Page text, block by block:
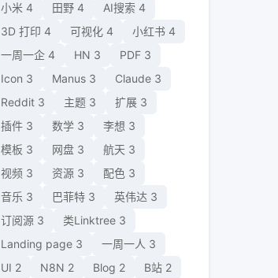
小米 4 田野 4 AI搜索 4
3D 打印 4 可视化 4 小红书 4
一周一企 4 HN 3 PDF 3
Icon 3 Manus 3 Claude 3
Reddit 3 主题 3 扩展 3
插件 3 数学 3 李想 3
模板 3 网盘 3 航天 3
视频 3 资源 3 配色 3
音乐 3 巴菲特 3 英伟达 3
订阅源 3 类Linktree 3
Landing page 3 一周一人 3
UI 2 N8N 2 Blog 2 B站 2